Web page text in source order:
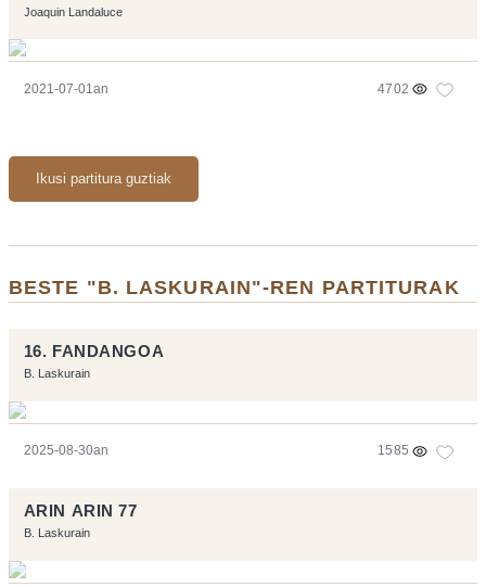
Joaquin Landaluce
2021-07-01an 4702
Ikusi partitura guztiak
BESTE "B. LASKURAIN"-REN PARTITURAK
16. FANDANGOA
B. Laskurain
2025-08-30an 1585
ARIN ARIN 77
B. Laskurain